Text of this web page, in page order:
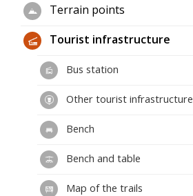
Terrain points
Tourist infrastructure
Bus station
Other tourist infrastructure
Bench
Bench and table
Map of the trails